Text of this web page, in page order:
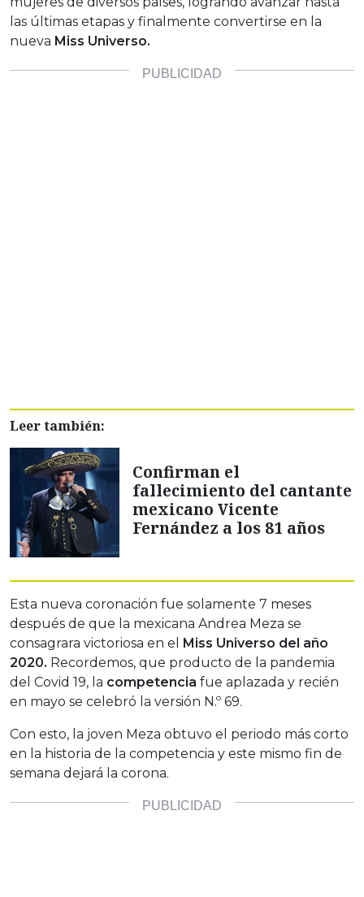
las últimas etapas y finalmente convertirse en la
nueva Miss Universo.
Leer también:
Confirman el
fallecimiento del cantante
mexicano Vicente
Fernández a los 81 años
Esta nueva coronación fue solamente 7 meses
después de que la mexicana Andrea Meza se
consagrara victoriosa en el
Miss Universo del año
2020. Recordemos, que producto de la pandemia
del Covid 19, la competencia fue aplazada y recién
en mayo se celebró la versión N.º 69.
Con esto, la joven Meza obtuvo el periodo más corto
en la historia de la competencia y este mismo fin de
semana dejará la corona.